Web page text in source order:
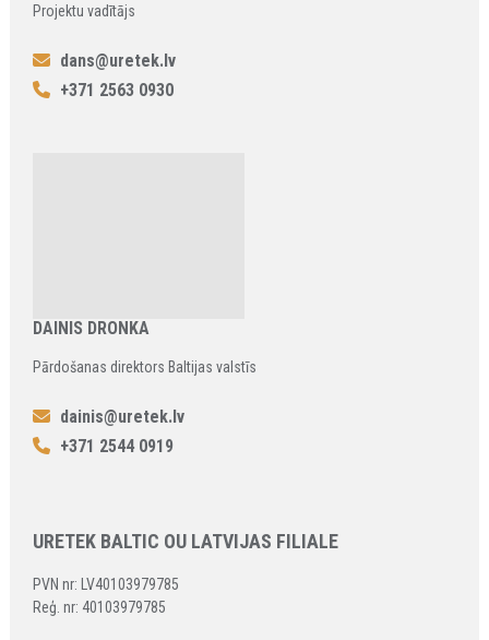
Projektu vadītājs
dans@uretek.lv
+371 2563 0930
DAINIS DRONKA
Pārdošanas direktors Baltijas valstīs
dainis@uretek.lv
+371 2544 0919
URETEK BALTIC OU LATVIJAS FILIALE
PVN nr: LV40103979785
Reģ. nr: 40103979785